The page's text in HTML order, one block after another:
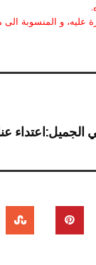
عليه، و المنسوبة الى
الجميل:اعتداء